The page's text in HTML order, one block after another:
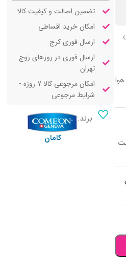
تضمین اصالت و کیفیت کالا
امکان خرید اقساطی
ارسال فوری کرج
ارسال فوری در روزهای زوج
تهران
امکان مرجوعی کالا 7 روزه -
شرایط مرجوعی
برند:
کامان